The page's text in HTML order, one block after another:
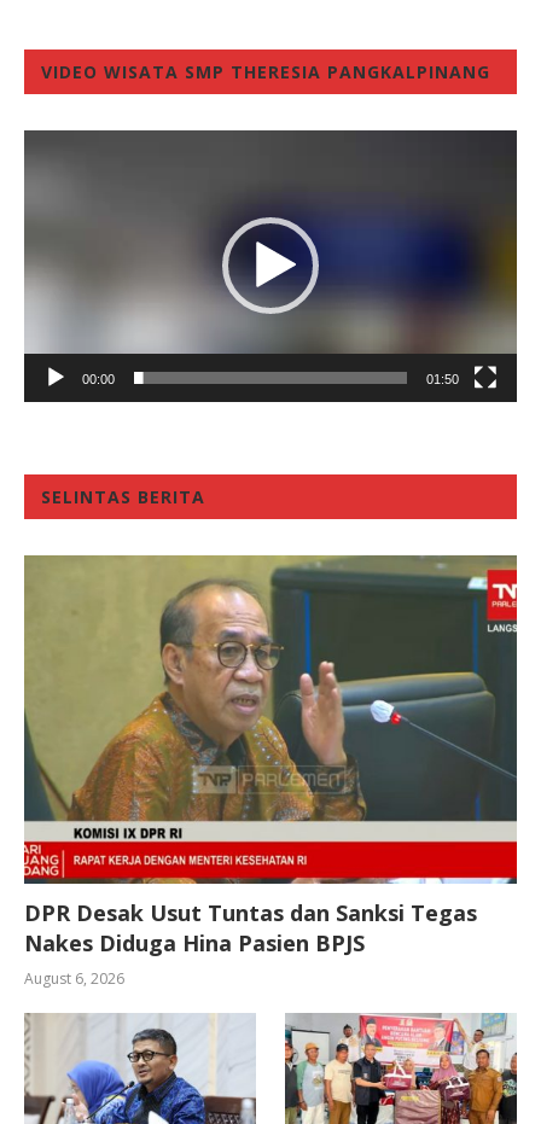
VIDEO WISATA SMP THERESIA PANGKALPINANG
00:00 01:50
SELINTAS BERITA
DPR Desak Usut Tuntas dan Sanksi Tegas
Nakes Diduga Hina Pasien BPJS
August 6, 2026